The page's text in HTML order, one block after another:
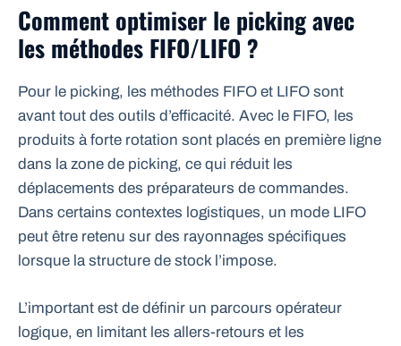
Comment optimiser le picking avec
les méthodes FIFO/LIFO ?
Pour le picking, les méthodes FIFO et LIFO sont
avant tout des outils d’efficacité. Avec le FIFO, les
produits à forte rotation sont placés en première ligne
dans la zone de picking, ce qui réduit les
déplacements des préparateurs de commandes.
Dans certains contextes logistiques, un mode LIFO
peut être retenu sur des rayonnages spécifiques
lorsque la structure de stock l’impose.
L’important est de définir un parcours opérateur
logique, en limitant les allers-retours et les